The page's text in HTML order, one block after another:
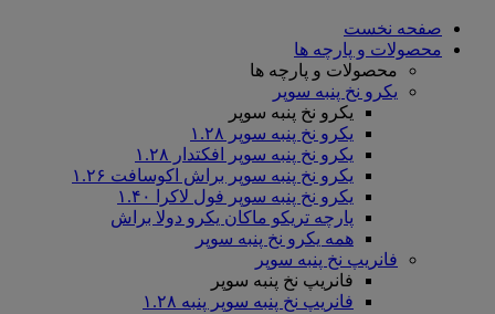
صفحه نخست
محصولات و پارچه ها
محصولات و پارچه ها
یکرو نخ پنبه سوپر
یکرو نخ پنبه سوپر
یکرو نخ پنبه سوپر ۱.۲۸
یکرو نخ پنبه سوپر افکتدار ۱.۲۸
یکرو نخ پنبه سوپر براش اکوسافت ۱.۲۶
یکرو نخ پنبه سوپر فول لاکرا ۱.۴۰
پارچه تریکو ماکان یکرو دولا براش
همه یکرو نخ پنبه سوپر
فانریپ نخ پنبه سوپر
فانریپ نخ پنبه سوپر
فانریپ نخ پنبه سوپر پنبه ۱.۲۸